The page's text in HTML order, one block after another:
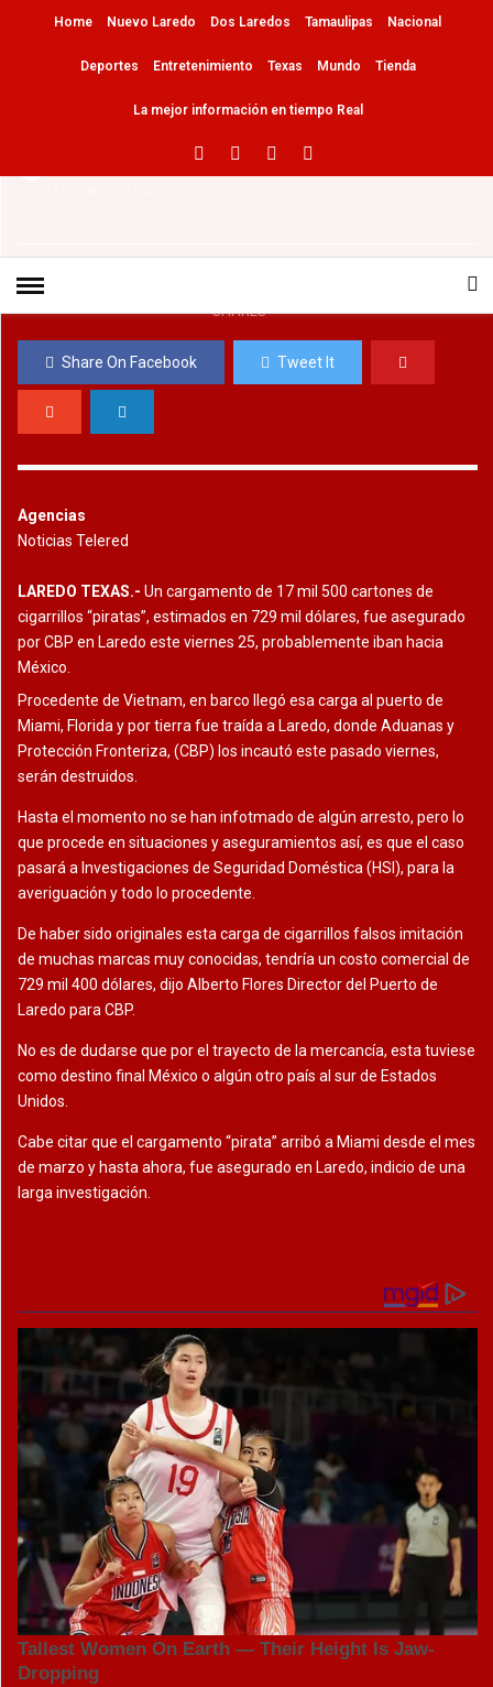
Home Nuevo Laredo Dos Laredos Tamaulipas Nacional
Deportes Entretenimiento Texas Mundo Tienda
La mejor información en tiempo Real
cigarros “Fake”
SHARES
Share On Facebook Tweet It
Agencias
Noticias Telered
LAREDO TEXAS.- Un cargamento de 17 mil 500 cartones de
cigarrillos “piratas”, estimados en 729 mil dólares, fue asegurado
por CBP en Laredo este viernes 25, probablemente iban hacia
México.
Procedente de Vietnam, en barco llegó esa carga al puerto de
Miami, Florida y por tierra fue traída a Laredo, donde Aduanas y
Protección Fronteriza, (CBP) los incautó este pasado viernes,
serán destruidos.
Hasta el momento no se han infotmado de algún arresto, pero lo
que procede en situaciones y aseguramientos así, es que el caso
pasará a Investigaciones de Seguridad Doméstica (HSI), para la
averiguación y todo lo procedente.
De haber sido originales esta carga de cigarrillos falsos imitación
de muchas marcas muy conocidas, tendría un costo comercial de
729 mil 400 dólares, dijo Alberto Flores Director del Puerto de
Laredo para CBP.
No es de dudarse que por el trayecto de la mercancía, esta tuviese
como destino final México o algún otro país al sur de Estados
Unidos.
Cabe citar que el cargamento “pirata” arribó a Miami desde el mes
de marzo y hasta ahora, fue asegurado en Laredo, indicio de una
larga investigación.